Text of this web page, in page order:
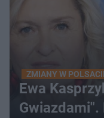
ZMIANY W
Ewa
Gwiazdami".